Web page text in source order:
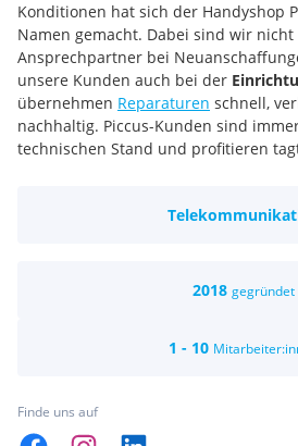
Konditionen hat sich der Handyshop
Namen gemacht. Dabei sind wir
Ansprechpartner bei
unsere Kunden auch bei der
übernehmen Reparaturen schnell,
nachhaltig. Piccus-Kunden sind
technischen Stand und profitieren
Auswahl an Produkten und unsere
Telefonie, E-Mail oder soziale
Unseren umfassenden Service rund
Schwaz steht ein breites Angebot zur
2018 gegründet
1 - 10
Finde uns auf